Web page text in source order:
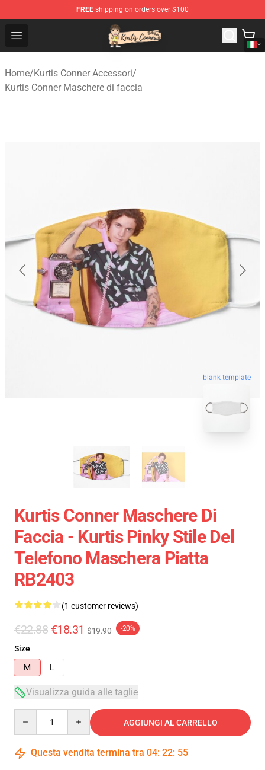
FREE shipping on orders over $100
Open menu
Kurtis Conner Store - Official Kurtis Conner Merchandise
Home/Kurtis Conner Accessori/
Kurtis Conner Maschere di faccia
blank template
Kurtis Conner Maschere Di
Faccia - Kurtis Pinky Stile Del
Telefono Maschera Piatta
RB2403
(1 customer reviews)
€22.88 €18.31 $19.90 -20%
Size
M
L
Visualizza guida alle taglie
AGGIUNGI AL CARRELLO
Questa vendita termina tra 04: 22: 54